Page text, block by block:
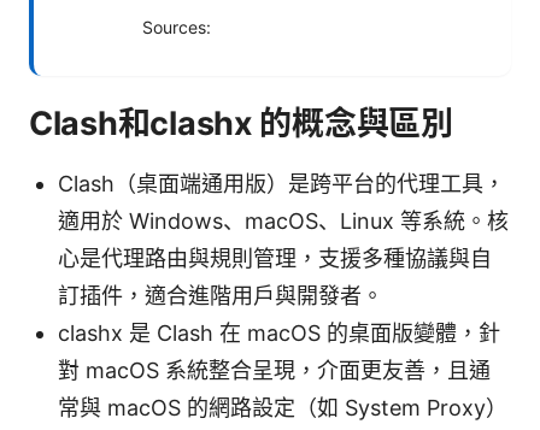
Sources:
Clash和clashx 的概念與區別
Clash（桌面端通用版）是跨平台的代理工具，
適用於 Windows、macOS、Linux 等系統。核
心是代理路由與規則管理，支援多種協議與自
訂插件，適合進階用戶與開發者。
clashx 是 Clash 在 macOS 的桌面版變體，針
對 macOS 系統整合呈現，介面更友善，且通
常與 macOS 的網路設定（如 System Proxy）